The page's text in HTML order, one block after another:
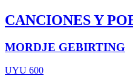
CANCIONES Y
MORDJE GEBIRTING
UYU 600